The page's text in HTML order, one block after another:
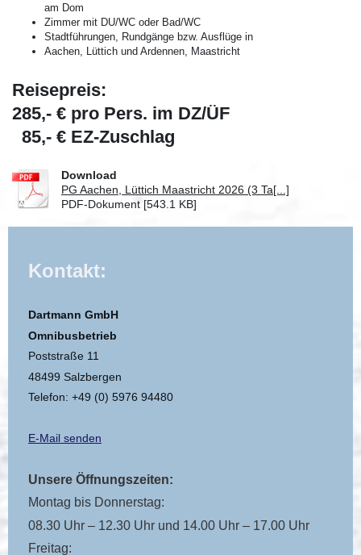
am Dom
Zimmer mit DU/WC oder Bad/WC
Stadtführungen, Rundgänge bzw. Ausflüge in
Aachen, Lüttich und Ardennen, Maastricht
Reisepreis:
285,- € pro Pers. im DZ/ÜF
85,- € EZ-Zuschlag
Download
PG Aachen, Lüttich Maastricht 2026 (3 Ta[...]
PDF-Dokument [543.1 KB]
Kontakt:
Dartmann GmbH
Omnibusbetrieb
Poststraße 11
48499 Salzbergen
Telefon: +49 (0) 5976 94480
E-Mail senden
Unsere Öffnungszeiten:
Montag bis Donnerstag:
08.30 Uhr – 12.30 Uhr und 14.00 Uhr – 17.00 Uhr
Freitag: